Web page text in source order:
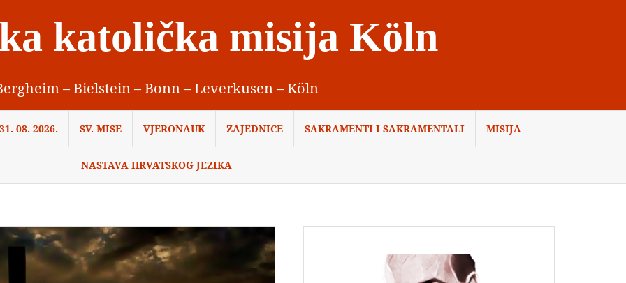
katolička misija Köln
– Bielstein – Bonn – Leverkusen – Köln
08. 2026. SV. MISE VJERONAUK ZAJEDNICE SAKRAMENTI I SAKRAMENTALI MISIJA
NASTAVA HRVATSKOG JEZIKA